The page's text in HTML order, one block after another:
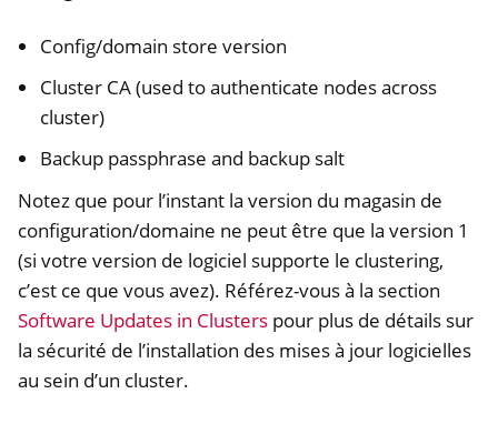
Config/domain store version
Cluster CA (used to authenticate nodes across
cluster)
Backup passphrase and backup salt
Notez que pour l’instant la version du magasin de
configuration/domaine ne peut être que la version 1
(si votre version de logiciel supporte le clustering,
c’est ce que vous avez). Référez-vous à la section
Software Updates in Clusters pour plus de détails sur
la sécurité de l’installation des mises à jour logicielles
au sein d’un cluster.